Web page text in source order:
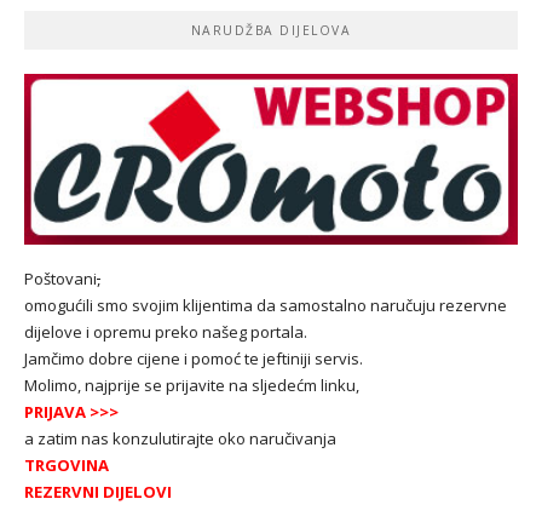
NARUDŽBA DIJELOVA
Poštovani,
omogućili smo svojim klijentima da samostalno naručuju rezervne
dijelove i opremu preko našeg portala.
Jamčimo dobre cijene i pomoć te jeftiniji servis.
Molimo, najprije se prijavite na sljedećm linku,
PRIJAVA >>>
a zatim nas konzulutirajte oko naručivanja
TRGOVINA
REZERVNI DIJELOVI